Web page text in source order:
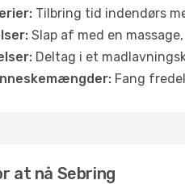
Tilbring tid indendørs
Slap af med en
Deltag i et
Fang
at nå Sebring